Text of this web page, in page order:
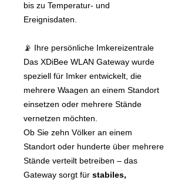
bis zu Temperatur- und
Ereignisdaten.
📡 Ihre persönliche Imkereizentrale
Das XDiBee WLAN Gateway wurde
speziell für Imker entwickelt, die
mehrere Waagen an einem Standort
einsetzen oder mehrere Stände
vernetzen möchten.
Ob Sie zehn Völker an einem
Standort oder hunderte über mehrere
Stände verteilt betreiben – das
Gateway sorgt für stabiles,